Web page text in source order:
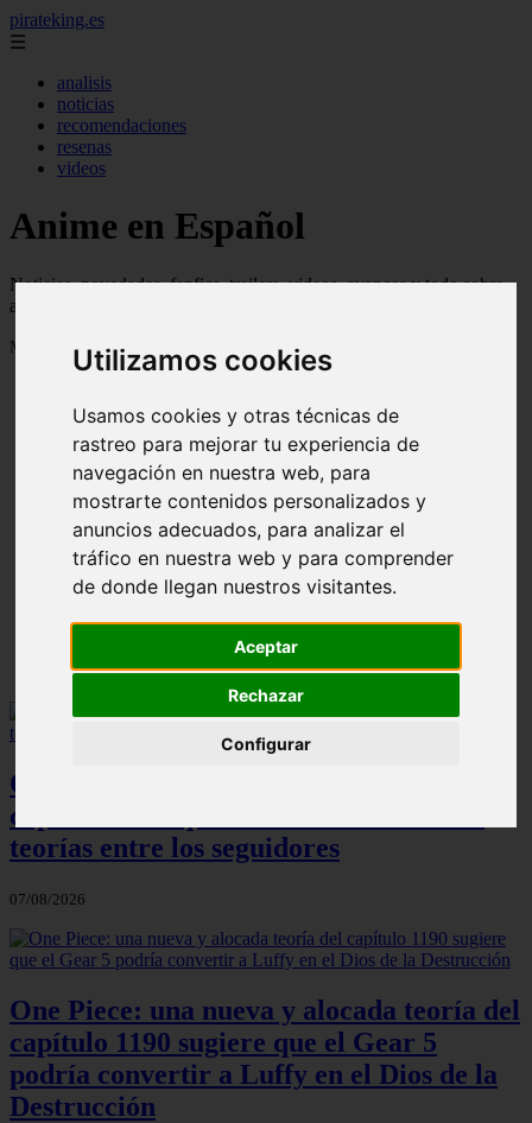
Utilizamos cookies
Usamos cookies y otras técnicas de
rastreo para mejorar tu experiencia de
navegación en nuestra web, para
mostrarte contenidos personalizados y
anuncios adecuados, para analizar el
tráfico en nuestra web y para comprender
de donde llegan nuestros visitantes.
Aceptar
Rechazar
Configurar
pirateking.es
☰
analisis
noticias
recomendaciones
resenas
videos
Anime en Español
Noticias, novedades, fanfics, trailers, videos, avances y todo sobre
anime en español
Mostrando 1 - 24 de 235 artículos
Reseña Hentai - Kuroinu: Kedakaki Seijo wa Hakudaku
ni Somaru - Anime en Español
One Piece: el increíble detalle del
capítulo 1190 que ha desatado todas las
teorías entre los seguidores
07/08/2026
One Piece: una nueva y alocada teoría del
capítulo 1190 sugiere que el Gear 5
podría convertir a Luffy en el Dios de la
Destrucción